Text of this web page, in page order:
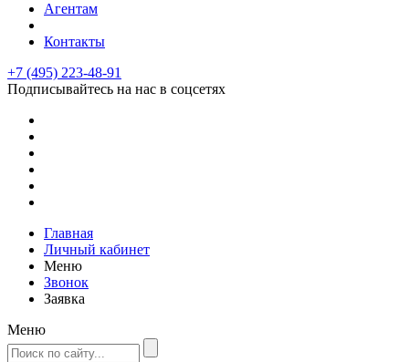
Агентам
Контакты
+7 (495) 223-48-91
Подписывайтесь на нас в соцсетях
Главная
Личный кабинет
Меню
Звонок
Заявка
Меню